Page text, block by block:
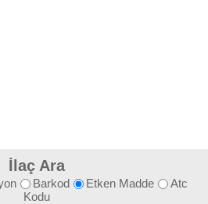
İlaç Ara
Barkod Etken Madde
Atc
Kodu